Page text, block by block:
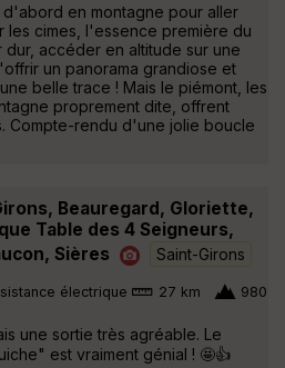
d'abord en montagne pour aller
les cimes, l'essence première du
accéder en altitude sur une
un panorama grandiose et
belle trace ! Mais le piémont, les
proprement dite, offrent
Compte-rendu d'une jolie boucle
Beauregard, Gloriette,
Table des 4 Seigneurs,
Sières
Saint-Girons
électrique 27 km
980
une sortie très agréable. Le
est vraiment génial ! 🤩👍